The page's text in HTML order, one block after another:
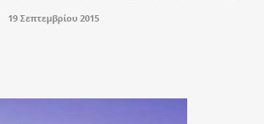
19 Σεπτεμβρίου 2015